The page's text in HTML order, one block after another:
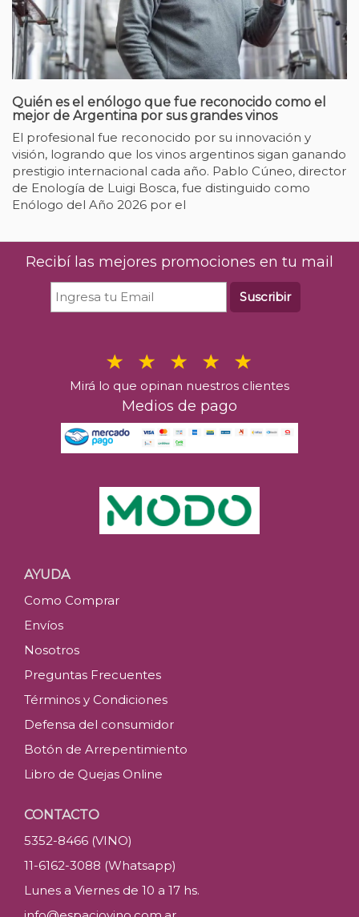
Quién es el enólogo que fue reconocido como el
mejor de Argentina por sus grandes vinos
El profesional fue reconocido por su innovación y
visión, logrando que los vinos argentinos sigan ganando
prestigio internacional cada año. Pablo Cúneo, director
de Enología de Luigi Bosca, fue distinguido como
Enólogo del Año 2026 por el
Recibí las mejores promociones en tu mail
Suscribir
Mirá lo que opinan nuestros clientes
Medios de pago
AYUDA
Como Comprar
Envíos
Nosotros
Preguntas Frecuentes
Términos y Condiciones
Defensa del consumidor
Botón de Arrepentimiento
Libro de Quejas Online
CONTACTO
5352-8466 (VINO)
11-6162-3088 (Whatsapp)
Lunes a Viernes de 10 a 17 hs.